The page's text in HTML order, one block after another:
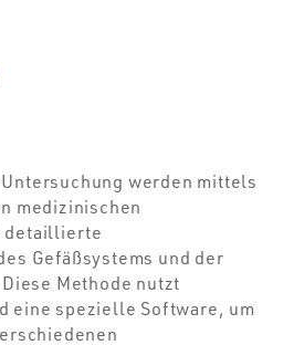
werden mittels
medizinischen
detaillierte
Gefäßsystems und der
Methode nutzt
eine spezielle Software, um